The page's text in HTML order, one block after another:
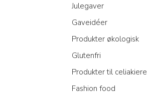
Julegaver
Gaveidéer
Produkter økologisk
Glutenfri
Produkter til celiakiere
Fashion food